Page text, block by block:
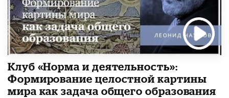
Клуб «Норма и деятельность»:
Формирование целостной картины
мира как задача общего образования